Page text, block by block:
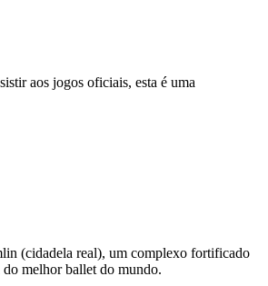
aos jogos oficiais, esta é uma
(cidadela real), um complexo fortificado
melhor ballet do mundo.